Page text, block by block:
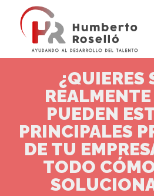
¿QUIERES
PUEDEN
PRINCIPALES
DE TU
TODO